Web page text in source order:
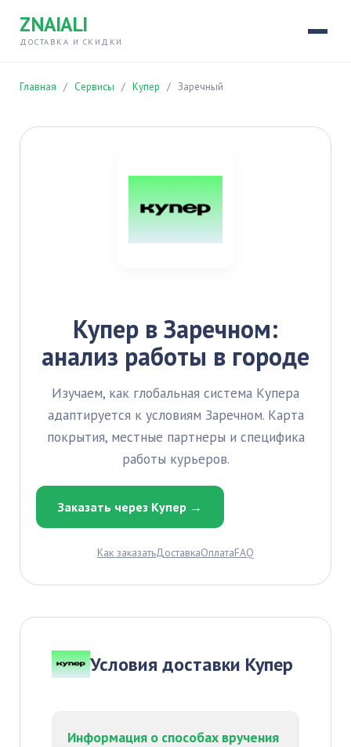
ZNAIALI
ДОСТАВКА И СКИДКИ
Главная / Сервисы / Купер / Заречный
Купер в Заречном:
анализ работы в городе
Изучаем, как глобальная система Купера
адаптируется к условиям Заречном. Карта
покрытия, местные партнеры и специфика
работы курьеров.
Заказать через Купер →
Как заказатьДоставкаОплатаFAQ
Условия доставки Купер
Информация о способах вручения